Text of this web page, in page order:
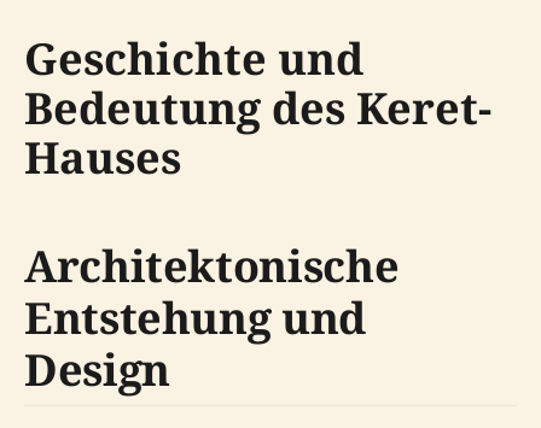
Geschichte und
Bedeutung des Keret-
Hauses
Architektonische
Entstehung und
Design